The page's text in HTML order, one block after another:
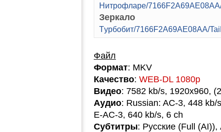
Hитpoфлape/
Зеркало
Tуpбoбит/7166F2A69AE08AA/
Файл
Формат: MKV
Качество: WEB-DL 1080p
Видео: 7582 kb/s, 1920x960,
Аудио: Russian: AC-3, 448
E-AC-3, 640 kb/s, 6 ch
Субтитры: Русские (Full